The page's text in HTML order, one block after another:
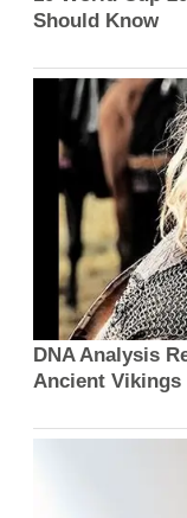
Should Know
DNA Analysis
Ancient Vikings